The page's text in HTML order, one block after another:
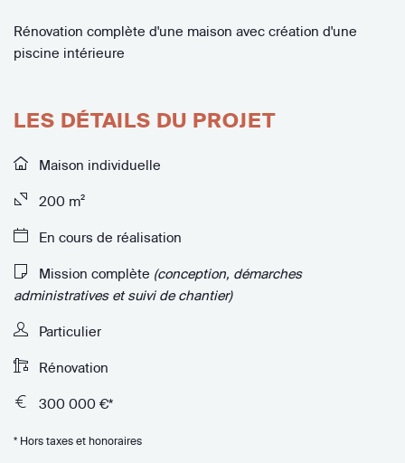
Rénovation complète d'une maison avec création d'une
piscine intérieure
LES DÉTAILS DU PROJET
Maison individuelle
200 m²
En cours de réalisation
Mission complète (conception, démarches
administratives et suivi de chantier)
Particulier
Rénovation
300 000 €*
* Hors taxes et honoraires